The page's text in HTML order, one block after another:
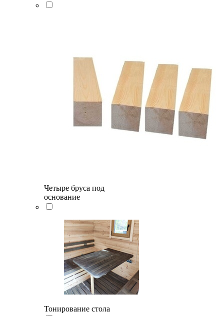
Четыре бруса под
основание
Тонирование стола